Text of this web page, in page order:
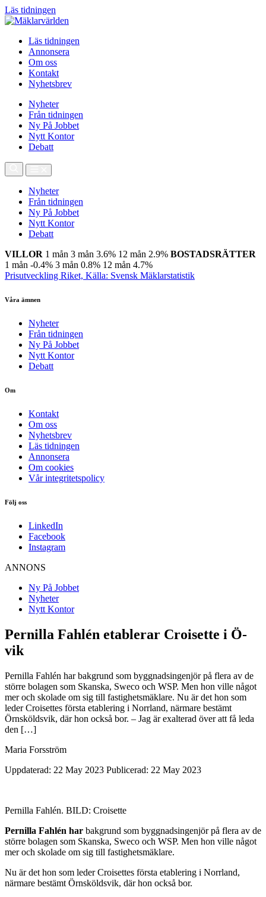
Läs tidningen
Läs tidningen
Annonsera
Om oss
Kontakt
Nyhetsbrev
Nyheter
Från tidningen
Ny På Jobbet
Nytt Kontor
Debatt
Nyheter
Från tidningen
Ny På Jobbet
Nytt Kontor
Debatt
VILLOR 1 mån 3 mån 3.6% 12 mån 2.9% BOSTADSRÄTTER
1 mån -0.4% 3 mån 0.8% 12 mån 4.7%
Prisutveckling Riket, Källa: Svensk Mäklarstatistik
Våra ämnen
Nyheter
Från tidningen
Ny På Jobbet
Nytt Kontor
Debatt
Om
Kontakt
Om oss
Nyhetsbrev
Läs tidningen
Annonsera
Om cookies
Vår integritetspolicy
Följ oss
LinkedIn
Facebook
Instagram
ANNONS
Ny På Jobbet
Nyheter
Nytt Kontor
Pernilla Fahlén etablerar Croisette i Ö-
vik
Pernilla Fahlén har bakgrund som byggnadsingenjör på flera av de
större bolagen som Skanska, Sweco och WSP. Men hon ville något
mer och skolade om sig till fastighetsmäklare. Nu är det hon som
leder Croisettes första etablering i Norrland, närmare bestämt
Örnsköldsvik, där hon också bor. – Jag är exalterad över att få leda
den […]
Maria Forsström
Uppdaterad: 22 May 2023 Publicerad: 22 May 2023
Pernilla Fahlén. BILD: Croisette
Pernilla Fahlén har bakgrund som byggnadsingenjör på flera av de
större bolagen som Skanska, Sweco och WSP. Men hon ville något
mer och skolade om sig till fastighetsmäklare.
Nu är det hon som leder Croisettes första etablering i Norrland,
närmare bestämt Örnsköldsvik, där hon också bor.